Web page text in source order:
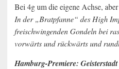
Bei 4g um die eigene Achse,
In der „Bratpfanne“ des High
freischwingenden Gondeln bei
vorwärts und rückwärts und
Hamburg-Premiere: Geisterstadt